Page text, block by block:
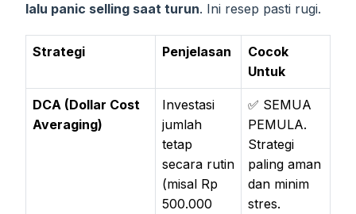
lalu panic selling saat turun. Ini resep pasti rugi.
Strategi Penjelasan
Cocok
Untuk
DCA (Dollar Cost
Averaging)
Investasi
jumlah
tetap
secara rutin
(misal Rp
500.000
✅ SEMUA
PEMULA.
Strategi
paling aman
dan minim
stres.